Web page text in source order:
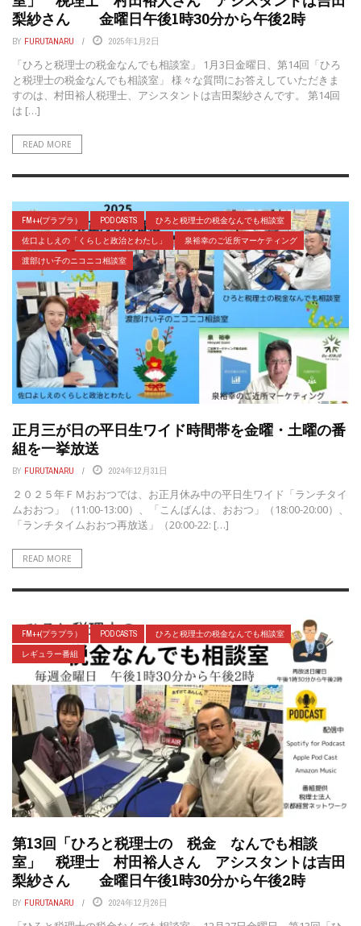
梨紗さん 金曜日午後1時30分から午後2時
BY FURUTANARU 2025年1月2日
「ひろと税理士の税金なんでも相談室」 1月3日金曜日、第14回「ひろ
と税理士の税金なんでも相談室」 様々な質問にお答えしていただきま
すのは、村田裕人税理士、アシスタントは吉田梨紗さんです。 第14回
は […]
READ MORE
FM++(プラプラ） POD CASTS
ひろと税理士の税金なんでも相談室
佐口よしえの「くらしと政治とわたし」
泉裕幸のご近所マーケティング
渡部けい子のニコニコ相談室
正月三が日の平日生ワイド時間帯を金曜・土曜の番
組を一挙放送
BY FURUTANARU 2024年12月31日
２０２５年ＦＭおおつでは、お正月休み中の平日生ワイド「ランチタイ
ムおおつ」（11:00-13:00）、「こんばんは、おおつ」（18:00-20:00）、
「ランチタイムおおつ再放送」（20:00-22: […]
READ MORE
FM++(プラプラ） POD CASTS
ひろと税理士の税金なんでも相談室
レギュラー番組
第13回「ひろと税理士の 税金 なんでも相談
室」 税理士 村田裕人さん アシスタントは吉田
梨紗さん 金曜日午後1時30分から午後2時
BY FURUTANARU 2024年12月26日